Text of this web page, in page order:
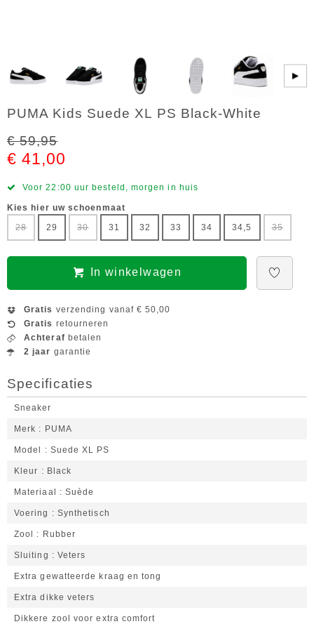
▶
PUMA Kids Suede XL PS Black-White
€ 59,95
€ 41,00
Voor 22:00 uur besteld, morgen in huis
Kies hier uw schoenmaat
28
29 30 31 32 33 34 34,5 35
In winkelwagen
Gratis verzending vanaf € 50,00
Gratis retourneren
Achteraf betalen
2 jaar garantie
Specificaties
Sneaker
Merk PUMA
Model Suede XL PS
Kleur Black
Materiaal Suède
Voering Synthetisch
Zool Rubber
Sluiting Veters
Extra gewatteerde kraag en tong
Extra dikke veters
Dikkere zool voor extra comfort